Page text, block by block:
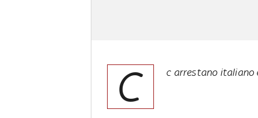
C c arrestano italiano